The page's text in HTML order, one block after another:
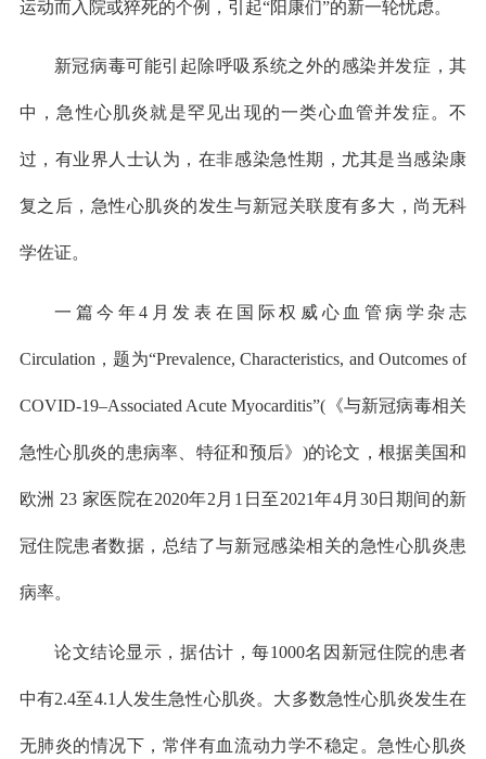
运动而入院或猝死的个例，引起“阳康们”的新一轮忧虑。
新冠病毒可能引起除呼吸系统之外的感染并发症，其
中，急性心肌炎就是罕见出现的一类心血管并发症。不
过，有业界人士认为，在非感染急性期，尤其是当感染康
复之后，急性心肌炎的发生与新冠关联度有多大，尚无科
学佐证。
一篇今年4月发表在国际权威心血管病学杂志
Circulation，题为“Prevalence, Characteristics, and Outcomes of
COVID-19–Associated Acute Myocarditis”(《与新冠病毒相关
急性心肌炎的患病率、特征和预后》)的论文，根据美国和
欧洲 23 家医院在2020年2月1日至2021年4月30日期间的新
冠住院患者数据，总结了与新冠感染相关的急性心肌炎患
病率。
论文结论显示，据估计，每1000名因新冠住院的患者
中有2.4至4.1人发生急性心肌炎。大多数急性心肌炎发生在
无肺炎的情况下，常伴有血流动力学不稳定。急性心肌炎